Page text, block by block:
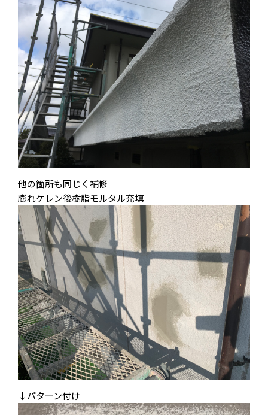
他の箇所も同じく補修
膨れケレン後樹脂モルタル充填
↓パターン付け